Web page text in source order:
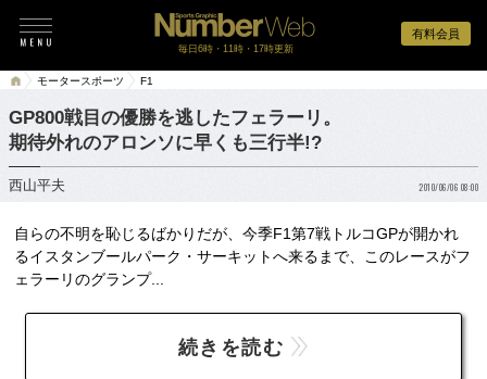
有料会員
毎日6時・11時・17時更新
モータースポーツ F1
GP800戦目の優勝を逃したフェラーリ。
期待外れのアロンソに早くも三行半!?
西山平夫 2010/06/06 08:00
自らの不明を恥じるばかりだが、今季F1第7戦トルコGPが開かれ
るイスタンブールパーク・サーキットへ来るまで、このレースがフ
ェラーリのグランプ...
続きを読む